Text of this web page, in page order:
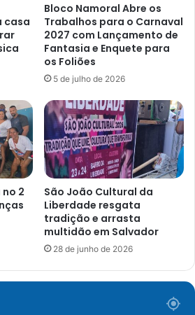
casa
Bloco Namoral Abre os
Trabalhos para o Carnaval
2027 com Lançamento de
Fantasia e Enquete para
os Foliões
5 de julho de 2026
2
São João Cultural da
Liberdade resgata
tradição e arrasta
multidão em Salvador
28 de junho de 2026